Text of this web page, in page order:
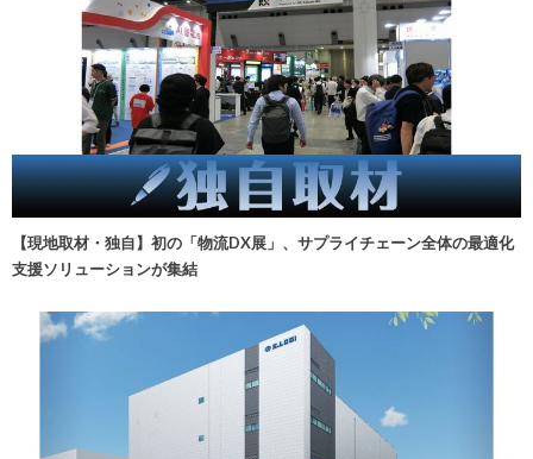
【現地取材・独自】初の「物流DX展」、サプライチェーン全体の最適化
支援ソリューションが集結